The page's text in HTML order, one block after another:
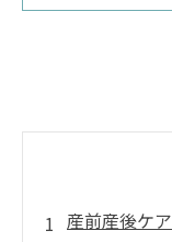
産前産後ケ